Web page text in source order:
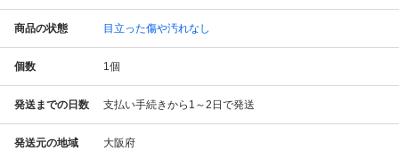
商品の状態 目立った傷や汚れなし
個数 1個
発送までの日数 支払い手続きから1～2日で発送
発送元の地域 大阪府